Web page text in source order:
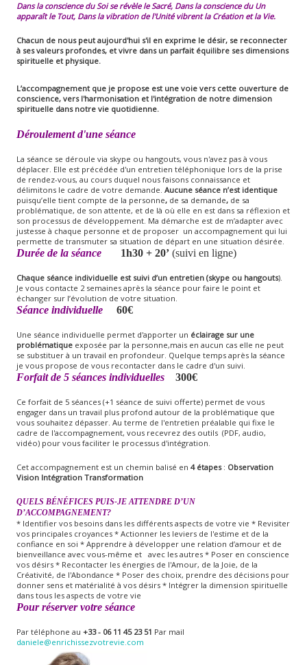
Dans la conscience du Soi se révèle le Sacré, Dans la conscience du Un
apparaît le Tout, Dans la vibration de l'Unité vibrent la Création et la Vie.
Chacun de nous peut aujourd'hui s'il en exprime le désir, se reconnecter
à ses valeurs profondes, et vivre dans un parfait équilibre ses dimensions
spirituelle et physique.
L’accompagnement que je propose est une voie vers cette ouverture de
conscience, vers l'harmonisation et l'intégration de notre dimension
spirituelle dans notre vie quotidienne.
Déroulement d'une séance
La séance se déroule via skype ou hangouts, vous n'avez pas à vous
déplacer. Elle est précédée d'un entretien téléphonique lors de la prise
de rendez-vous, au cours duquel nous faisons connaissance et
délimitons le cadre de votre demande. Aucune séance n’est identique
puisqu’elle tient compte de la personne, de sa demande, de sa
problématique, de son attente, et de là où elle en est dans sa réflexion et
son processus de développement. Ma démarche est de m’adapter avec
justesse à chaque personne et de proposer un accompagnement qui lui
permette de transmuter sa situation de départ en une situation désirée.
Durée de la séance1h30 + 20’(suivi en ligne)
Chaque séance individuelle est suivi d’un entretien (skype ou hangouts).
Je vous contacte 2 semaines après la séance pour faire le point et
échanger sur l’évolution de votre situation.
Séance individuelle60€
Une séance individuelle permet d'apporter un éclairage sur une
problématiqueexposée par la personne,mais en aucun cas elle ne peut
se substituer à un travail en profondeur. Quelque temps après la séance
je vous propose de vous recontacter dans le cadre d'un suivi.
Forfait de 5 séances individuelles300€
Ce forfait de 5 séances (+1 séance de suivi offerte) permet de vous
engager dans un travail plus profond autour de la problématique que
vous souhaitez dépasser. Au terme de l'entretien préalable qui fixe le
cadre de l'accompagnement, vous recevrez des outils (PDF, audio,
vidéo) pour vous faciliter le processus d'intégration.
Cet accompagnement est un chemin balisé en 4 étapes: Observation
Vision Intégration Transformation
QUELS BÉNÉFICES PUIS-JE ATTENDRE D’UN
D’ACCOMPAGNEMENT?
* Identifier vos besoins dans les différents aspects de votre vie * Revisiter
vos principales croyances * Actionner les leviers de l'estime et de la
confiance en soi * Apprendre à développer une relation d’amour et de
bienveillance avec vous-même et avec les autres * Poser en conscience
vos désirs * Recontacter les énergies de l'Amour, de la Joie, de la
Créativité, de l'Abondance * Poser des choix, prendre des décisions pour
donner sens et matérialité à vos désirs * Intégrer la dimension spirituelle
dans tous les aspects de votre vie
Pour réserver votre séance
Par téléphone au +33 - 06 11 45 23 51 Par mail
daniele@enrichissezvotrevie.com